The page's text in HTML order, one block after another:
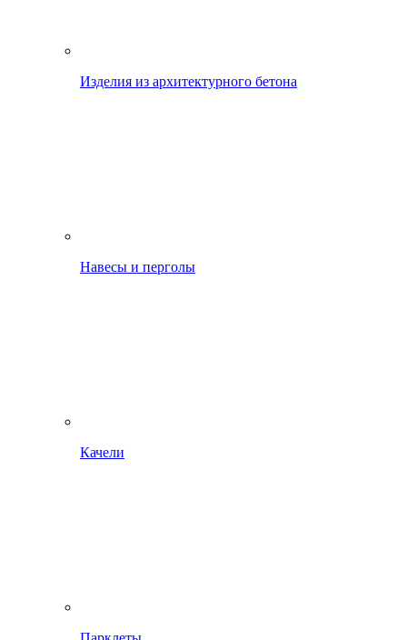
Изделия из архитектурного бетона
Навесы и перголы
Качели